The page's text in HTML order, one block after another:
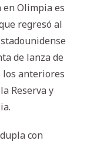
en Olimpia es
regresó al
de lanza de
los anteriores
Reserva y
con